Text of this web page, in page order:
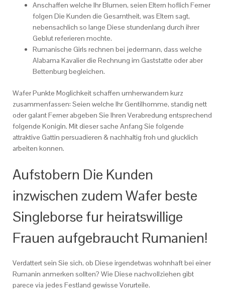
Anschaffen welche Ihr Blumen, seien Eltern hoflich Ferner
folgen Die Kunden die Gesamtheit, was Eltern sagt,
nebensachlich so lange Diese stundenlang durch ihrer
Geblut referieren mochte.
Rumanische Girls rechnen bei jedermann, dass welche
Alabama Kavalier die Rechnung im Gaststatte oder aber
Bettenburg begleichen.
Wafer Punkte Moglichkeit schaffen umherwandern kurz
zusammenfassen: Seien welche Ihr Gentilhomme, standig nett
oder galant Ferner abgeben Sie Ihren Verabredung entsprechend
folgende Konigin. Mit dieser sache Anfang Sie folgende
attraktive Gattin persuadieren & nachhaltig froh und glucklich
arbeiten konnen.
Aufstobern Die Kunden
inzwischen zudem Wafer beste
Singleborse fur heiratswillige
Frauen aufgebraucht Rumanien!
Verdattert sein Sie sich, ob Diese irgendetwas wohnhaft bei einer
Rumanin anmerken sollten? Wie Diese nachvollziehen gibt
parece via jedes Festland gewisse Vorurteile.